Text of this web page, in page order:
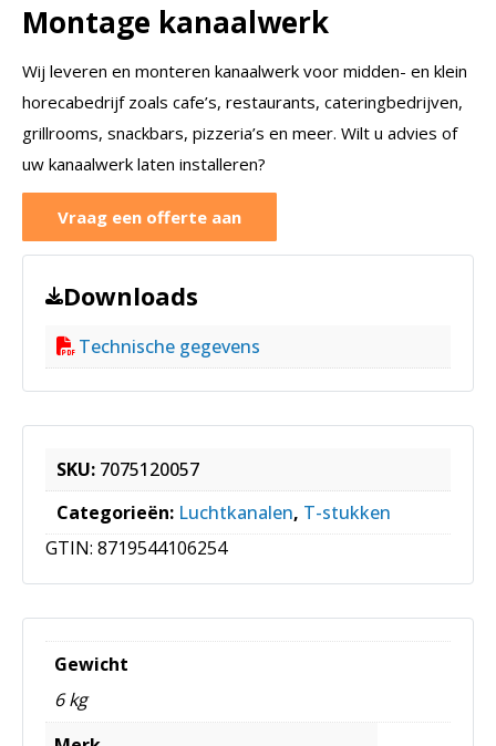
Montage kanaalwerk
Wij leveren en monteren kanaalwerk voor midden- en klein
horecabedrijf zoals cafe’s, restaurants, cateringbedrijven,
grillrooms, snackbars, pizzeria’s en meer. Wilt u advies of
uw kanaalwerk laten installeren?
Vraag een offerte aan
Downloads
Technische gegevens
SKU: 7075120057
Categorieën: Luchtkanalen, T-stukken
GTIN: 8719544106254
Gewicht
6 kg